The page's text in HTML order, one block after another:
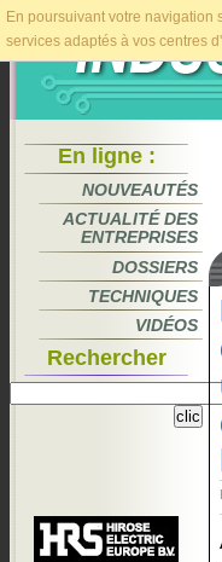
En poursuivant votre navigation
services adaptés à vos centres
En ligne :
NOUVEAUTÉS
ACTUALITÉ DES
ENTREPRISES
DOSSIERS
TECHNIQUES
VIDÉOS
Rechercher